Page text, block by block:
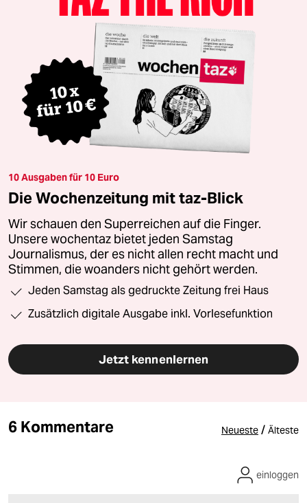
10 Ausgaben für 10 Euro
Die Wochenzeitung mit taz-Blick
Wir schauen den Superreichen auf die Finger.
Unsere wochentaz bietet jeden Samstag
Journalismus, der es nicht allen recht macht und
Stimmen, die woanders nicht gehört werden.
Jeden Samstag als gedruckte Zeitung frei Haus
Zusätzlich digitale Ausgabe inkl. Vorlesefunktion
Jetzt kennenlernen
6 Kommentare Neueste / Älteste
einloggen